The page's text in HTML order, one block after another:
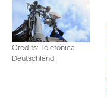
Credits: Telefónica
Deutschland